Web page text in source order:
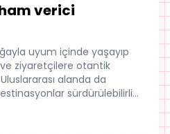
verici
uyum içinde yaşayıp
ziyaretçilere otantik
alanda da
sürdürülebilirlik